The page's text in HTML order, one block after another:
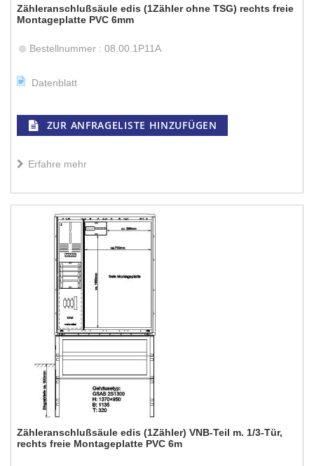
Zähleranschlußsäule edis (1Zähler ohne TSG) rechts freie
Montageplatte PVC 6mm
Bestellnummer : 08.00.1P11A
Datenblatt
ZUR ANFRAGELISTE HINZUFÜGEN
Erfahre mehr
Zähleranschlußsäule edis (1Zähler) VNB-Teil m. 1/3-Tür,
rechts freie Montageplatte PVC 6m